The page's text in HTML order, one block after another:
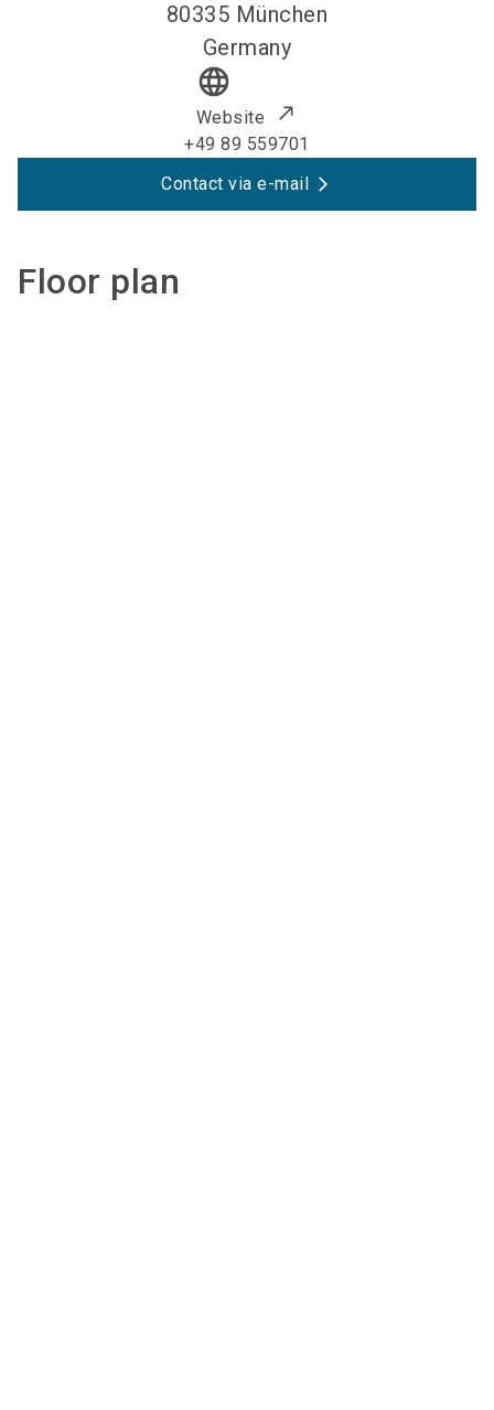
80335 München
Germany
language
Website
+49 89 559701
Contact via e-mail
Floor plan